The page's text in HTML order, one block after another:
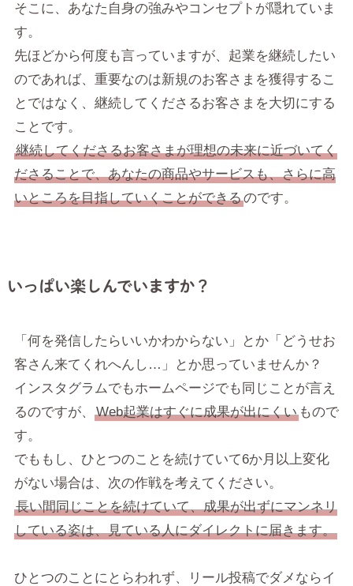
そこに、あなた自身の強みやコンセプトが隠れていま
す。
先ほどから何度も言っていますが、起業を継続したい
のであれば、重要なのは新規のお客さまを獲得するこ
とではなく、継続してくださるお客さまを大切にする
ことです。
継続してくださるお客さまが理想の未来に近づいてく
ださることで、あなたの商品やサービスも、さらに高
いところを目指していくことができるのです。
いっぱい楽しんでいますか？
「何を発信したらいいかわからない」とか「どうせお
客さん来てくれへんし…」とか思っていませんか？
インスタグラムでもホームページでも同じことが言え
るのですが、
Web起業はすぐに成果が出にくいもので
す。
でももし、ひとつのことを続けていて6か月以上変化
がない場合は、次の作戦を考えてください。
長い間同じことを続けていて、成果が出ずにマンネリ
している姿は、見ている人にダイレクトに届きます。
ひとつのことにとらわれず、リール投稿でダメならイ